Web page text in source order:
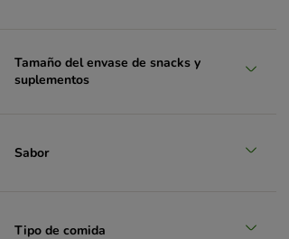
Tamaño del envase de snacks y
suplementos
Sabor
Tipo de comida